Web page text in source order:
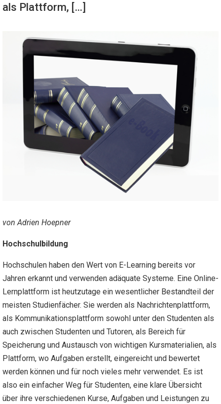
als Plattform, […]
von Adrien Hoepner
Hochschulbildung
Hochschulen haben den Wert von E-Learning bereits vor
Jahren erkannt und verwenden adäquate Systeme. Eine Online-
Lernplattform ist heutzutage ein wesentlicher Bestandteil der
meisten Studienfächer. Sie werden als Nachrichtenplattform,
als Kommunikationsplattform sowohl unter den Studenten als
auch zwischen Studenten und Tutoren, als Bereich für
Speicherung und Austausch von wichtigen Kursmaterialien, als
Plattform, wo Aufgaben erstellt, eingereicht und bewertet
werden können und für noch vieles mehr verwendet. Es ist
also ein einfacher Weg für Studenten, eine klare Übersicht
über ihre verschiedenen Kurse, Aufgaben und Leistungen zu